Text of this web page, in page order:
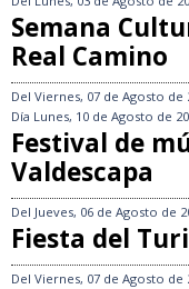
Semana
Real Camino
Del Viernes, 07 de Agosto de
Día Lunes, 10 de Agosto de
Festival de
Valdescapa
Del Jueves, 06 de Agosto de
Fiesta del
Del Viernes, 07 de Agosto de